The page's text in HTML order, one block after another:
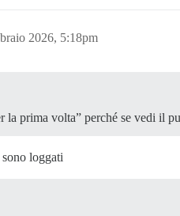
text btn-icon d-combo-
2026, 5:18pm
la prima volta” perché se vedi il
loggati